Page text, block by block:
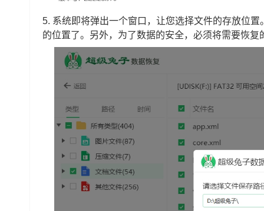
5. 系统即将弹出一个窗口，让您选择文件的存放位
的位置了。另外，为了数据的安全，必须将需要恢